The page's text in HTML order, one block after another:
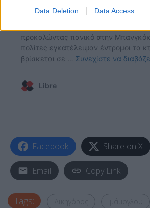
Data Deletion Data Access
Facebook Share on X
Email Copy Link
Tags: